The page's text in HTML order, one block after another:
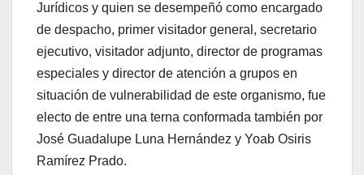
Jurídicos y quien se desempeñó como encargado
de despacho, primer visitador general, secretario
ejecutivo, visitador adjunto, director de programas
especiales y director de atención a grupos en
situación de vulnerabilidad de este organismo, fue
electo de entre una terna conformada también por
José Guadalupe Luna Hernández y Yoab Osiris
Ramírez Prado.